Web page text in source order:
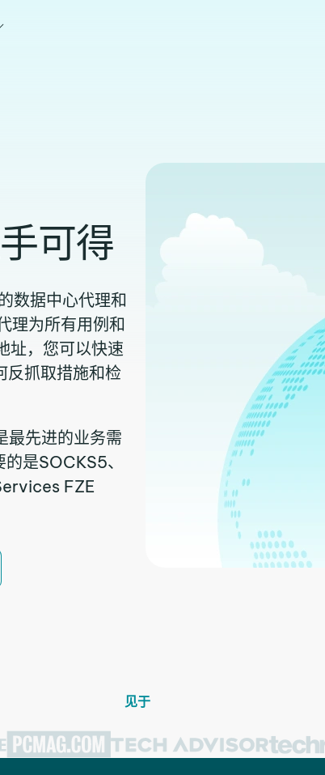
可得
数据中心代理和
理为所有用例和
址，您可以快速
反抓取措施和检
最先进的业务需
是SOCKS5、
FZE
见于